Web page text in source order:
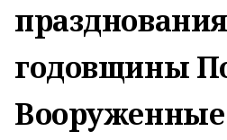
годовщины